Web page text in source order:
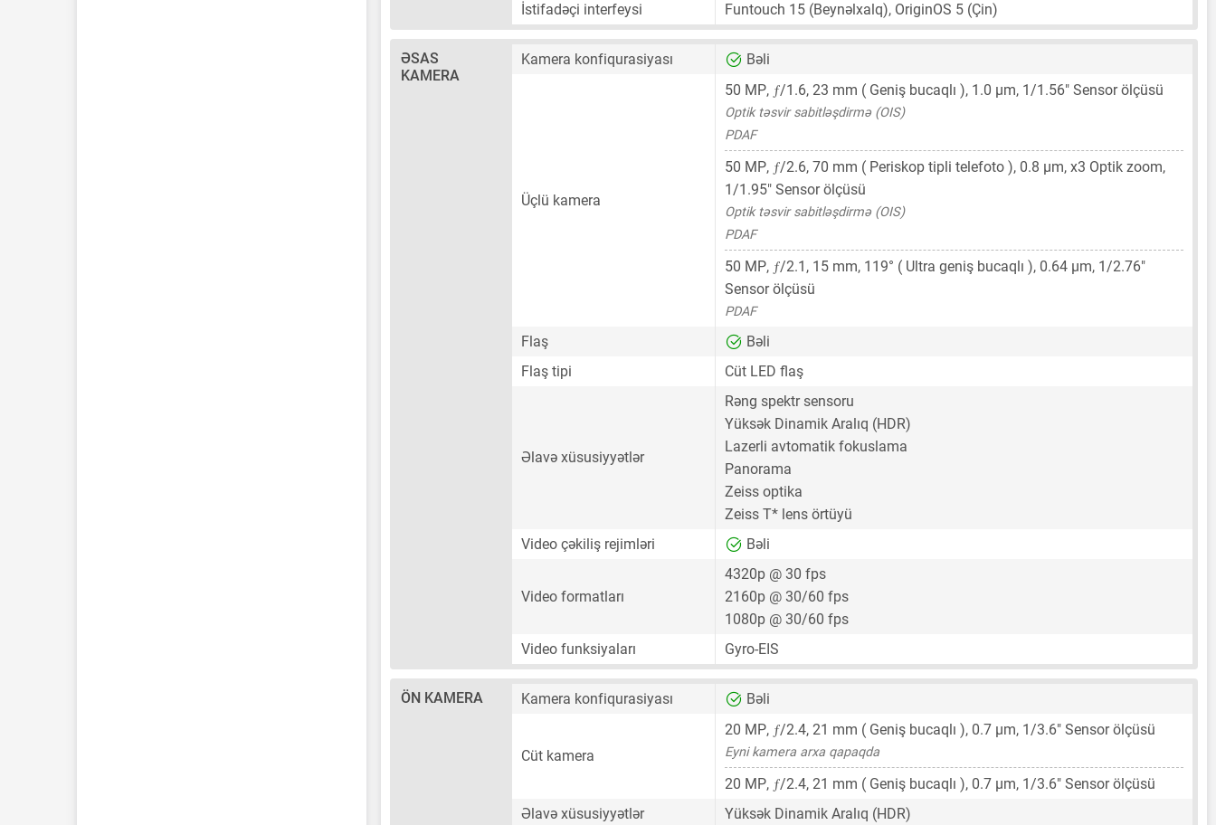
İstifadəçi interfeysi
Funtouch 15 (Beynəlxalq), OriginOS 5 (Çin)
ƏSAS
KAMERA
Kamera konfiqurasiyası Bəli
Üçlü kamera
50 MP, ƒ/1.6, 23 mm ( Geniş bucaqlı ), 1.0 μm, 1/1.56" Sensor ölçüsü
Optik təsvir sabitləşdirmə (OIS)
PDAF
50 MP, ƒ/2.6, 70 mm ( Periskop tipli telefoto ), 0.8 μm, x3 Optik zoom,
1/1.95" Sensor ölçüsü
Optik təsvir sabitləşdirmə (OIS)
PDAF
50 MP, ƒ/2.1, 15 mm, 119° ( Ultra geniş bucaqlı ), 0.64 μm, 1/2.76"
Sensor ölçüsü
PDAF
Flaş
Bəli
Flaş tipi
Cüt LED flaş
Əlavə xüsusiyyətlər
Rəng spektr sensoru
Yüksək Dinamik Aralıq (HDR)
Lazerli avtomatik fokuslama
Panorama
Zeiss optika
Zeiss T* lens örtüyü
Video çəkiliş rejimləri
Bəli
Video formatları
4320p @ 30 fps
2160p @ 30/60 fps
1080p @ 30/60 fps
Video funksiyaları
Gyro-EIS
ÖN KAMERA Kamera konfiqurasiyası Bəli
Cüt kamera
20 MP, ƒ/2.4, 21 mm ( Geniş bucaqlı ), 0.7 μm, 1/3.6" Sensor ölçüsü
Eyni kamera arxa qapaqda
20 MP, ƒ/2.4, 21 mm ( Geniş bucaqlı ), 0.7 μm, 1/3.6" Sensor ölçüsü
Əlavə xüsusiyyətlər
Yüksək Dinamik Aralıq (HDR)